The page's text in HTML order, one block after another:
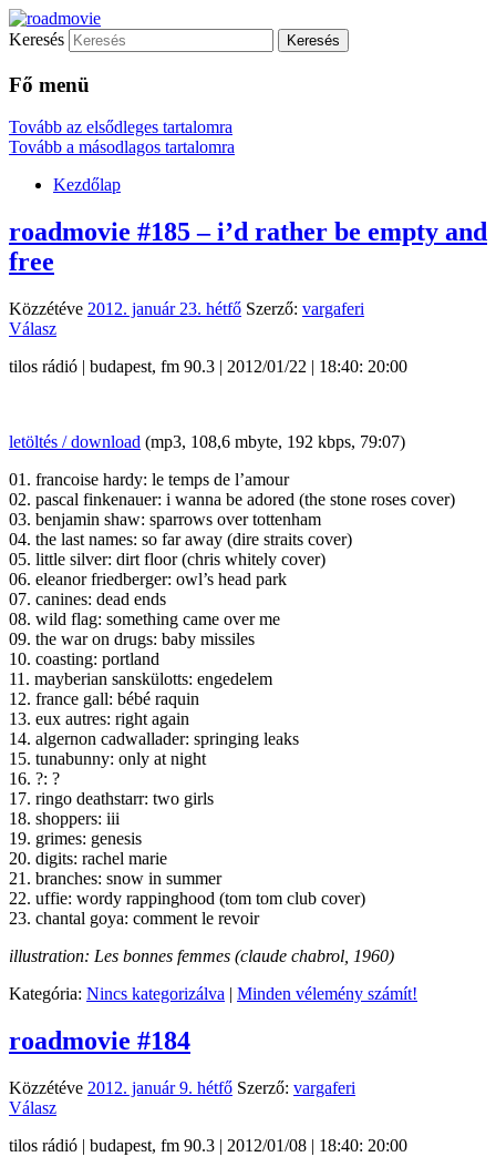
roadmovie
…egy újabb blog.tilos.hu honlap honlap…
Keresés
Fő menü
Tovább az elsődleges tartalomra
Tovább a másodlagos tartalomra
Kezdőlap
roadmovie #185 – i’d rather be empty and
free
Közzétéve 2012. január 23. hétfő Szerző: vargaferi
Válasz
tilos rádió | budapest, fm 90.3 | 2012/01/22 | 18:40: 20:00
letöltés / download (mp3, 108,6 mbyte, 192 kbps, 79:07)
01. francoise hardy: le temps de l’amour
02. pascal finkenauer: i wanna be adored (the stone roses cover)
03. benjamin shaw: sparrows over tottenham
04. the last names: so far away (dire straits cover)
05. little silver: dirt floor (chris whitely cover)
06. eleanor friedberger: owl’s head park
07. canines: dead ends
08. wild flag: something came over me
09. the war on drugs: baby missiles
10. coasting: portland
11. mayberian sanskülotts: engedelem
12. france gall: bébé raquin
13. eux autres: right again
14. algernon cadwallader: springing leaks
15. tunabunny: only at night
16. ?: ?
17. ringo deathstarr: two girls
18. shoppers: iii
19. grimes: genesis
20. digits: rachel marie
21. branches: snow in summer
22. uffie: wordy rappinghood (tom tom club cover)
23. chantal goya: comment le revoir
illustration: Les bonnes femmes (claude chabrol, 1960)
Kategória: Nincs kategorizálva | Minden vélemény számít!
roadmovie #184
Közzétéve 2012. január 9. hétfő Szerző: vargaferi
Válasz
tilos rádió | budapest, fm 90.3 | 2012/01/08 | 18:40: 20:00